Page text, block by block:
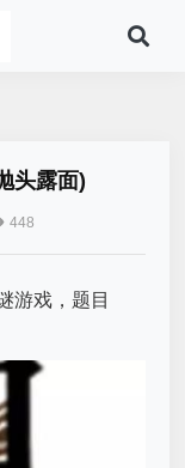
头露面)
448
游戏，题目